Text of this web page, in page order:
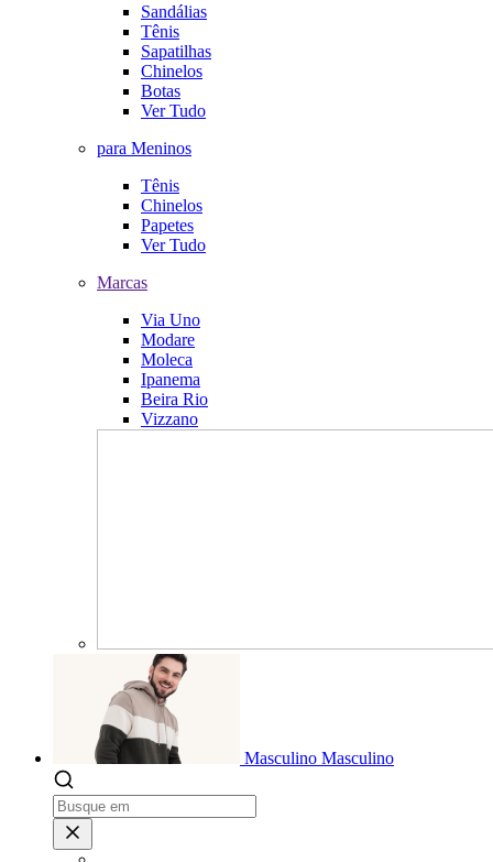
Sandálias
Tênis
Sapatilhas
Chinelos
Botas
Ver Tudo
para Meninos
Tênis
Chinelos
Papetes
Ver Tudo
Marcas
Via Uno
Modare
Moleca
Ipanema
Beira Rio
Vizzano
Masculino Masculino